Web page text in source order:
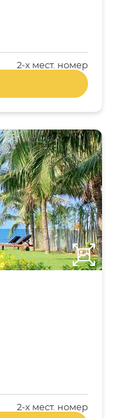
2-x мест. номер
2-x мест. номер